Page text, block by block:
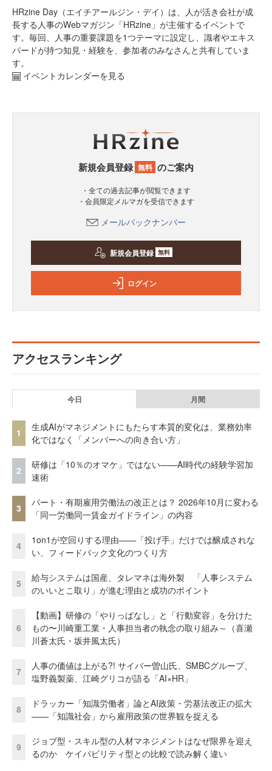
HRzine Day（エイチアールジン・デイ）は、人が活き会社が成
長する人事のWebマガジン「HRzine」が主催するイベントで
す。毎回、人事の重要課題を1つテーマに設定し、識者やエキス
パードが持つ知見・経験を、参加者のみなさんと共有していま
す。
イベントカレンダーを見る
新規会員登録 無料 のご案内
・全ての過去記事が閲覧できます
・会員限定メルマガを受信できます
メールバックナンバー
新規会員登録 無料
ログイン
アクセスランキング
今日 月間
1
生成AIがマネジメントにもたらす本質的変化は、業務効率
化ではなく「メンバーへの向き合い方」
2
研修は「10％のオマケ」ではない——AI時代の経験学習加
速術
3
パート・有期雇用労働法の改正とは？ 2026年10月に変わる
「同一労働同一賃金ガイドライン」の内容
4
1on1が空回りする理由——「投げ手」だけでは醸成されな
い、フィードバック文化のつくり方
5
給与システムは国産、タレマネは海外製 「人事システム
のいいとこ取り」が進む理由と成功のポイント
6
【動画】研修の「やりっぱなし」と「行動変容」を分けた
もの〜川崎重工業・人事担当者の執念の取り組み～（喜瀬
川蒼太氏・坂井風太氏）
7
人事の価値は上がる?! サイバー曽山氏、SMBCグループ、
塩野義製薬、江崎グリコが語る「AI×HR」
8
ドラッカー「知識労働者」論とAI政策・労基法改正の拡大
——「知識社会」から雇用政策の世界観を捉える
9
ジョブ型・スキル型の人材マネジメントはなぜ限界を迎え
るのか ケイパビリティ型との比較で読み解く違い